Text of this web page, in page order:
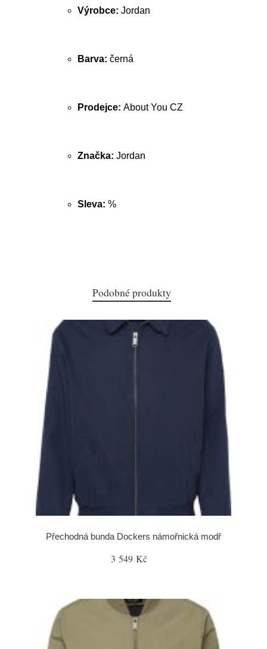
Výrobce: Jordan
Barva: černá
Prodejce: About You CZ
Značka: Jordan
Sleva: %
Podobné produkty
Přechodná bunda Dockers námořnická modř
3 549 Kč